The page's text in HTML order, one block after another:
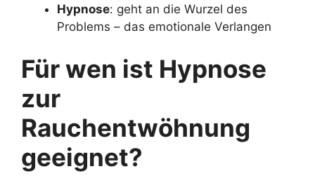
Hypnose: geht an die Wurzel des
Problems – das emotionale Verlangen
Für wen ist Hypnose
zur
Rauchentwöhnung
geeignet?